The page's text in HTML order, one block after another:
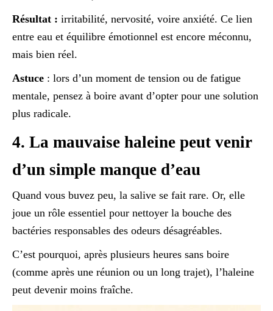
Résultat : irritabilité, nervosité, voire anxiété. Ce lien
entre eau et équilibre émotionnel est encore méconnu,
mais bien réel.
Astuce : lors d’un moment de tension ou de fatigue
mentale, pensez à boire avant d’opter pour une solution
plus radicale.
4. La mauvaise haleine peut venir
d’un simple manque d’eau
Quand vous buvez peu, la salive se fait rare. Or, elle
joue un rôle essentiel pour nettoyer la bouche des
bactéries responsables des odeurs désagréables.
C’est pourquoi, après plusieurs heures sans boire
(comme après une réunion ou un long trajet), l’haleine
peut devenir moins fraîche.